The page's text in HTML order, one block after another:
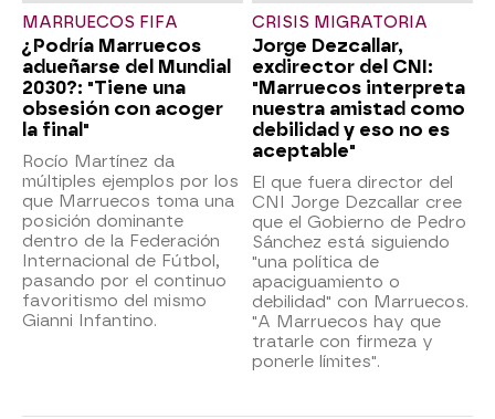
MARRUECOS FIFA
¿Podría Marruecos
adueñarse del Mundial
2030?: "Tiene una
obsesión con acoger
la final"
Rocío Martínez da
múltiples ejemplos por los
que Marruecos toma una
posición dominante
dentro de la Federación
Internacional de Fútbol,
pasando por el continuo
favoritismo del mismo
Gianni Infantino.
CRISIS MIGRATORIA
Jorge Dezcallar,
exdirector del CNI:
"Marruecos interpreta
nuestra amistad como
debilidad y eso no es
aceptable"
El que fuera director del
CNI Jorge Dezcallar cree
que el Gobierno de Pedro
Sánchez está siguiendo
"una política de
apaciguamiento o
debilidad" con Marruecos.
"A Marruecos hay que
tratarle con firmeza y
ponerle límites".